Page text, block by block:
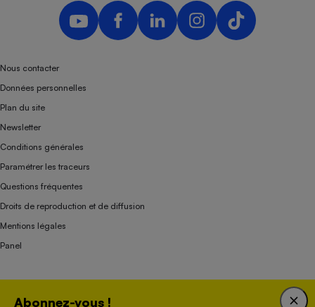
Abonnez-vous !
Nous contacter
Données personnelles
Plan du site
Newsletter
Conditions générales
Paramétrer les traceurs
Questions fréquentes
Droits de reproduction et de diffusion
Mentions légales
Panel
Association indépendante de l’État, des syndicats, des producteurs et des
distributeurs depuis 1951.